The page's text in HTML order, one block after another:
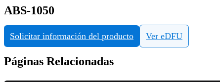
ABS-1050
Solicitar información del producto Ver eDFU
Páginas Relacionadas